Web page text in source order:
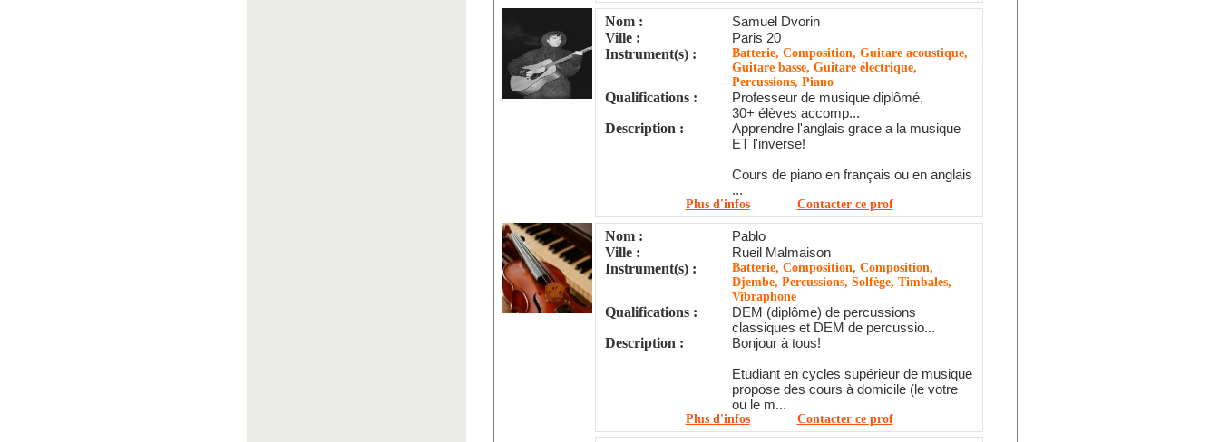
Nom :
Samuel Dvorin
Ville :
Paris 20
Instrument(s) :
Batterie, Composition, Guitare acoustique,
Guitare basse, Guitare électrique,
Percussions, Piano
Qualifications :
Professeur de musique diplômé,
30+ élèves accomp...
Description :
Apprendre l'anglais grace a la musique
ET l'inverse!
Cours de piano en français ou en anglais
...
Plus d'infos Contacter ce prof
Nom :
Pablo
Ville :
Rueil Malmaison
Instrument(s) :
Batterie, Composition, Composition,
Djembe, Percussions, Solfège, Timbales,
Vibraphone
Qualifications :
DEM (diplôme) de percussions
classiques et DEM de percussio...
Description :
Bonjour à tous!
Etudiant en cycles supérieur de musique
propose des cours à domicile (le votre
ou le m...
Plus d'infos Contacter ce prof